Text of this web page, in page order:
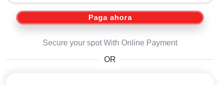
Paga ahora
Secure your spot With Online Payment
OR